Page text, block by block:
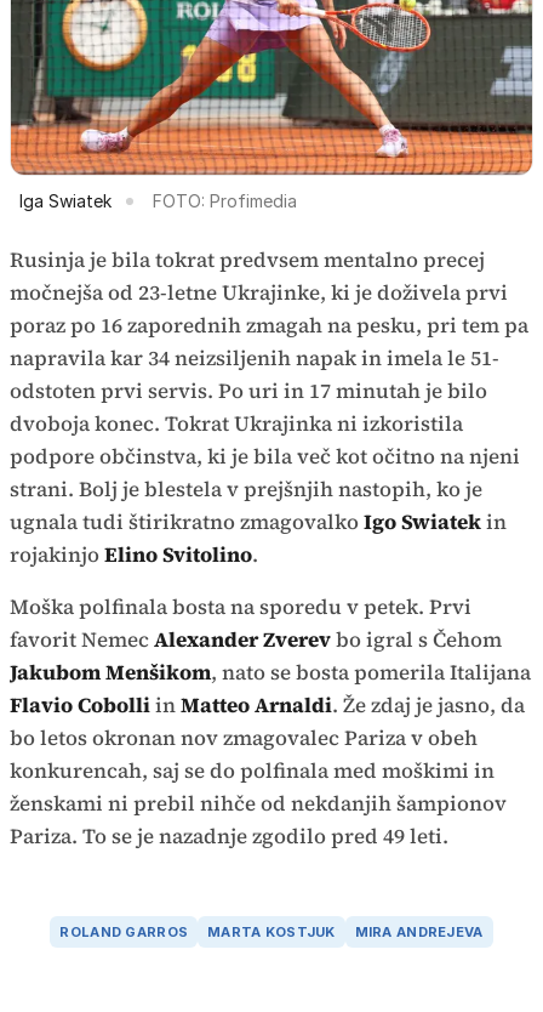
Iga Swiatek FOTO: Profimedia
Rusinja je bila tokrat predvsem mentalno precej
močnejša od 23-letne Ukrajinke, ki je doživela prvi
poraz po 16 zaporednih zmagah na pesku, pri tem pa
napravila kar 34 neizsiljenih napak in imela le 51-
odstoten prvi servis. Po uri in 17 minutah je bilo
dvoboja konec. Tokrat Ukrajinka ni izkoristila
podpore občinstva, ki je bila več kot očitno na njeni
strani. Bolj je blestela v prejšnjih nastopih, ko je
ugnala tudi štirikratno zmagovalkoIgo Swiatekin
rojakinjoElino Svitolino.
Moška polfinala bosta na sporedu v petek. Prvi
favorit NemecAlexander Zverevbo igral s Čehom
Jakubom Menšikom, nato se bosta pomerila Italijana
Flavio CobolliinMatteo Arnaldi. Že zdaj je jasno, da
bo letos okronan nov zmagovalec Pariza v obeh
konkurencah, saj se do polfinala med moškimi in
ženskami ni prebil nihče od nekdanjih šampionov
Pariza. To se je nazadnje zgodilo pred 49 leti.
ROLAND GARROS MARTA KOSTJUK MIRA ANDREJEVA